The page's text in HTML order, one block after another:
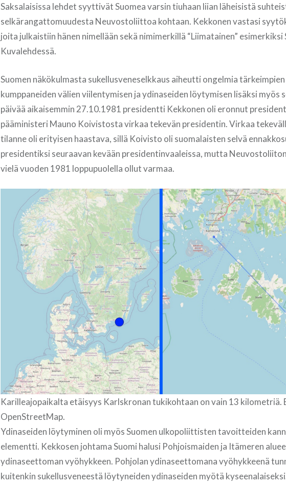
Saksalaisissa lehdet syyttivät Suomea varsin tiuhaan liian läheisistä
selkärangattomuudesta Neuvostoliittoa kohtaan. Kekkonen vastasi
joita julkaistiin hänen nimellään sekä nimimerkillä “Liimatainen” esimerkiksi
Kuvalehdessä.
Suomen näkökulmasta sukellusveneselkkaus aiheutti ongelmia
kumppaneiden välien viilentymisen ja ydinaseiden löytymisen lisäksi myös
päivää aikaisemmin 27.10.1981 presidentti Kekkonen oli eronnut
pääministeri Mauno Koivistosta virkaa tekevän presidentin. Virkaa
tilanne oli erityisen haastava, sillä Koivisto oli suomalaisten selvä
presidentiksi seuraavan kevään presidentinvaaleissa, mutta
vielä vuoden 1981 loppupuolella ollut varmaa.
Karilleajopaikalta etäisyys Karlskronan tukikohtaan on vain 13 kilometriä.
OpenStreetMap.
Ydinaseiden löytyminen oli myös Suomen ulkopoliittisten tavoitteiden
elementti. Kekkosen johtama Suomi halusi Pohjoismaiden ja Itämeren
ydinaseettoman vyöhykkeen. Pohjolan ydinaseettomana vyöhykkeenä
kuitenkin sukellusveneestä löytyneiden ydinaseiden myötä